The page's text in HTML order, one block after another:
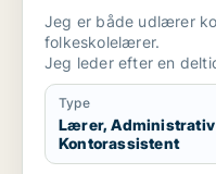
Jeg er både udlærer
folkeskolelærer.
Jeg leder efter en
være hjemvendt efter
Type
Lærer, Administrativ
Kontorassistent